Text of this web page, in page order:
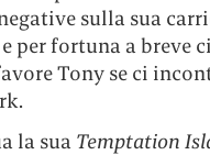
sulla sua
per fortuna a breve
Tony se ci
la sua Temptation